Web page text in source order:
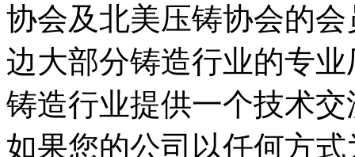
协会及北美压铸协会的
边大部分铸造行业的专
铸造行业提供一个技术
如果您的公司以任何方